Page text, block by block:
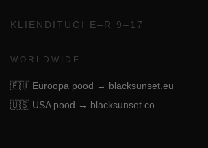
KLIENDITUGI E–R 9–17
WORLDWIDE
🇪🇺 Euroopa pood → blacksunset.eu
🇺🇸 USA pood → blacksunset.co